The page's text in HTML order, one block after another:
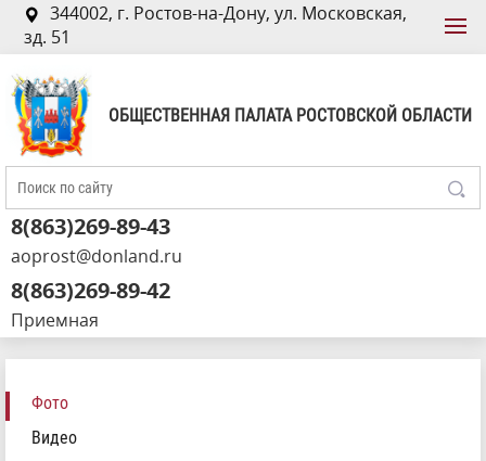
344002, г. Ростов-на-Дону, ул. Московская,
зд. 51
ОБЩЕСТВЕННАЯ ПАЛАТА РОСТОВСКОЙ ОБЛАСТИ
8(863)269-89-43
aoprost@donland.ru
8(863)269-89-42
Приемная
Фото
Видео